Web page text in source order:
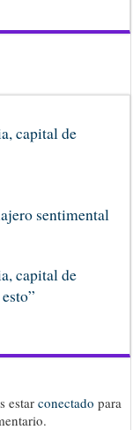
capital de
sentimental
capital de
estarconectado para